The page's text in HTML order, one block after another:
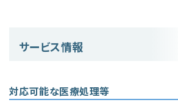
サービス情報
対応可能な医療処理等